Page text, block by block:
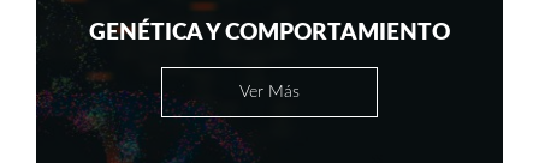
GENÉTICA Y COMPORTAMIENTO
Ver Más